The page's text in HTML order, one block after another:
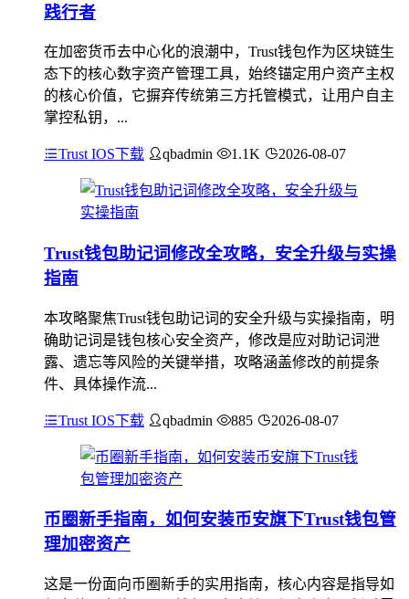
践行者
在加密货币去中心化的浪潮中，Trust钱包作为区块链生
态下的核心数字资产管理工具，始终锚定用户资产主权
的核心价值，它摒弃传统第三方托管模式，让用户自主
掌控私钥，...
Trust IOS下载 qbadmin 1.1K 2026-08-07
Trust钱包助记词修改全攻略，安全升级与实操
指南
本攻略聚焦Trust钱包助记词的安全升级与实操指南，明
确助记词是钱包核心安全资产，修改是应对助记词泄
露、遗忘等风险的关键举措，攻略涵盖修改的前提条
件、具体操作流...
Trust IOS下载 qbadmin 885 2026-08-07
币圈新手指南，如何安装币安旗下Trust钱包管
理加密资产
这是一份面向币圈新手的实用指南，核心内容是指导如